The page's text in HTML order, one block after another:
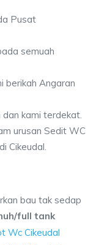
Pusat
semuah
berikah Angaran
dan kami terdekat.
urusan Sedit WC
Cikeudal.
bau tak sedap
full tank